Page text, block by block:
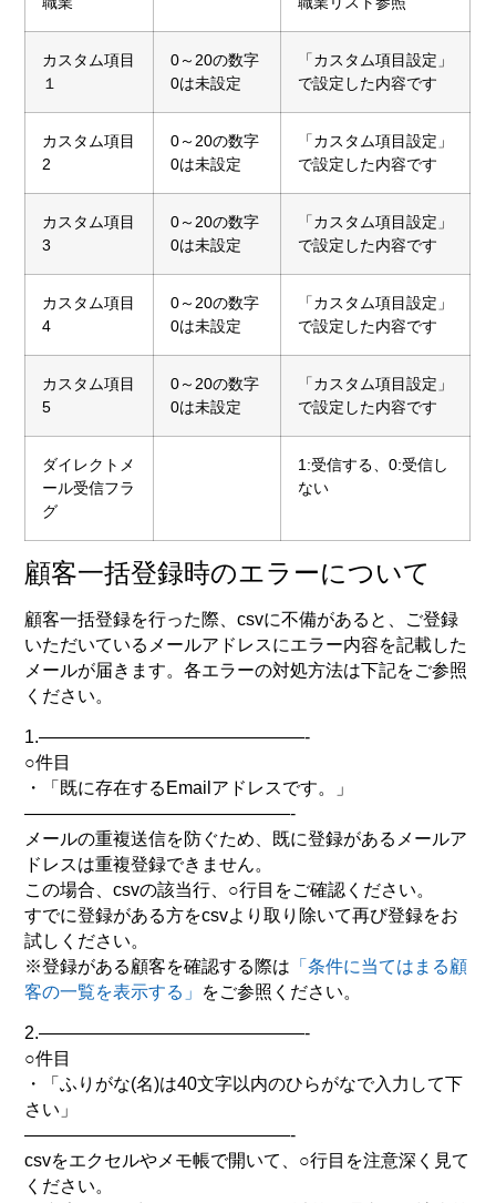
カスタム項目
１
0～20の数字
0は未設定
「カスタム項目設定」
で設定した内容です
カスタム項目
2
0～20の数字
0は未設定
「カスタム項目設定」
で設定した内容です
カスタム項目
3
0～20の数字
0は未設定
「カスタム項目設定」
で設定した内容です
カスタム項目
4
0～20の数字
0は未設定
「カスタム項目設定」
で設定した内容です
カスタム項目
5
0～20の数字
0は未設定
「カスタム項目設定」
で設定した内容です
ダイレクトメ
ール受信フラ
グ
1:受信する、0:受信し
ない
顧客一括登録時のエラーについて
顧客一括登録を行った際、csvに不備があると、ご登録
いただいているメールアドレスにエラー内容を記載した
メールが届きます。各エラーの対処方法は下記をご参照
ください。
1.———————————————-
○件目
・「既に存在するEmailアドレスです。」
———————————————-
メールの重複送信を防ぐため、既に登録があるメールア
ドレスは重複登録できません。
この場合、csvの該当行、○行目をご確認ください。
すでに登録がある方をcsvより取り除いて再び登録をお
試しください。
※登録がある顧客を確認する際は 「条件に当てはまる顧
客の一覧を表示する」 をご参照ください。
2.———————————————-
○件目
・「ふりがな(名)は40文字以内のひらがなで入力して下
さい」
———————————————-
csvをエクセルやメモ帳で開いて、○行目を注意深く見て
ください。